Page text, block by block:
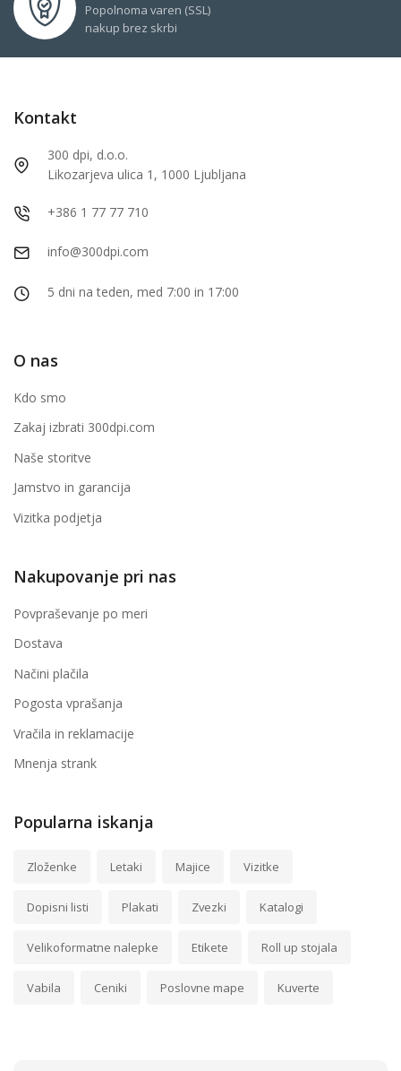
Popolnoma varen (SSL)
nakup brez skrbi
Kontakt
300 dpi, d.o.o.
Likozarjeva ulica 1, 1000 Ljubljana
+386 1 77 77 710
info@300dpi.com
5 dni na teden, med 7:00 in 17:00
O nas
Kdo smo
Zakaj izbrati 300dpi.com
Naše storitve
Jamstvo in garancija
Vizitka podjetja
Nakupovanje pri nas
Povpraševanje po meri
Dostava
Načini plačila
Pogosta vprašanja
Vračila in reklamacije
Mnenja strank
Popularna iskanja
Zloženke Letaki Majice Vizitke
Dopisni listi Plakati Zvezki Katalogi
Velikoformatne nalepke Etikete Roll up stojala
Vabila Ceniki Poslovne mape Kuverte